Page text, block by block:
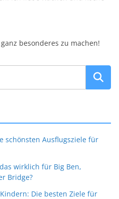
besonderes zu machen!
schönsten Ausflugsziele für
wirklich für Big Ben,
Bridge?
Die besten Ziele für